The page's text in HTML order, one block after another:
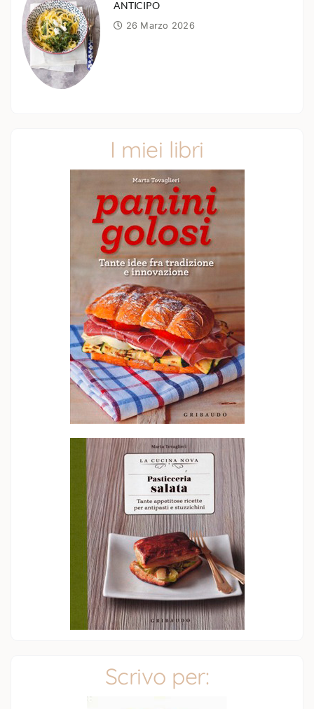
ANTICIPO
26 Marzo 2026
I miei libri
Scrivo per: